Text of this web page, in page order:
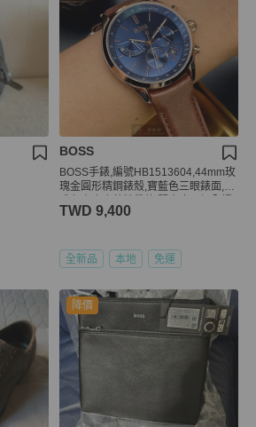
BOSS
BOSS手錶,編號HB1513604,44mm玫
瑰金圓形精鋼錶殼,寶藍色三眼錶面,咖
TWD 9,400
全新品 本地 免運
降價